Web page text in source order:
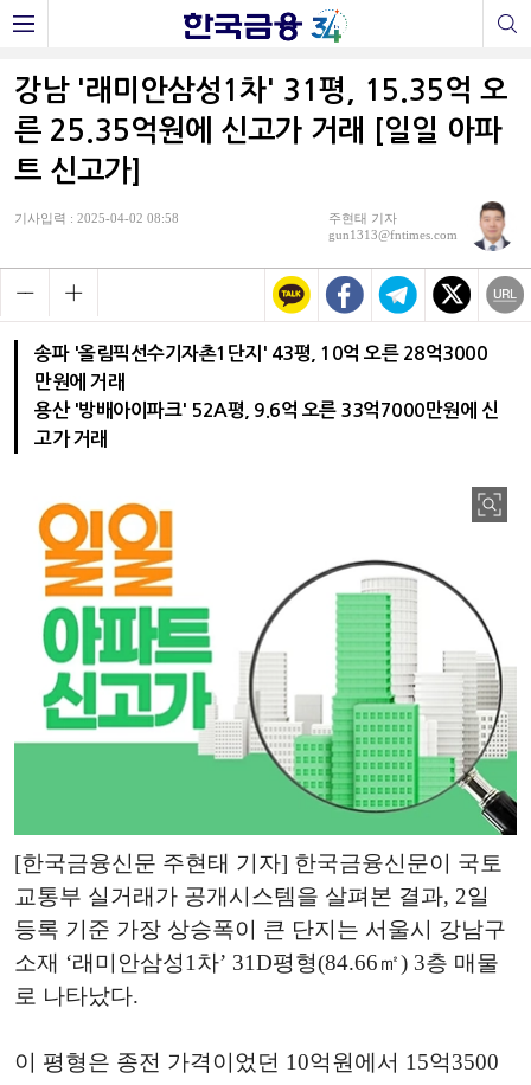
강남 '래미안삼성1차' 31평, 15.35억 오
른 25.35억원에 신고가 거래 [일일 아파
트 신고가]
기사입력 : 2025-04-02 08:58
주현태 기자
gun1313@fntimes.com
송파 '올림픽선수기자촌1단지' 43평, 10억 오른 28억3000
만원에 거래
용산 '방배아이파크' 52A평, 9.6억 오른 33억7000만원에 신
고가 거래
[한국금융신문 주현태 기자] 한국금융신문이 국토
교통부 실거래가 공개시스템을 살펴본 결과, 2일
등록 기준 가장 상승폭이 큰 단지는 서울시 강남구
소재 ‘래미안삼성1차’ 31D평형(84.66㎡) 3층 매물
로 나타났다.
이 평형은 종전 가격이었던 10억원에서 15억3500